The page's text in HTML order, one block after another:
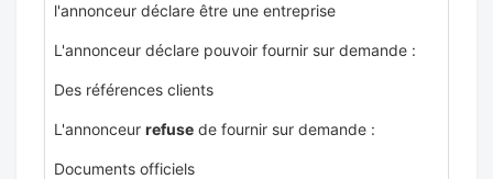
l'annonceur déclare être une entreprise
L'annonceur déclare pouvoir fournir sur demande :
Des références clients
L'annonceur refuse de fournir sur demande :
Documents officiels